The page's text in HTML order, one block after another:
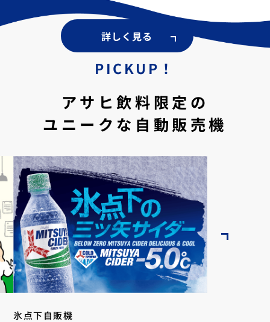
詳しく見る
PICKUP！
アサヒ飲料限定の
ユニークな自動販売機
氷点下自販機